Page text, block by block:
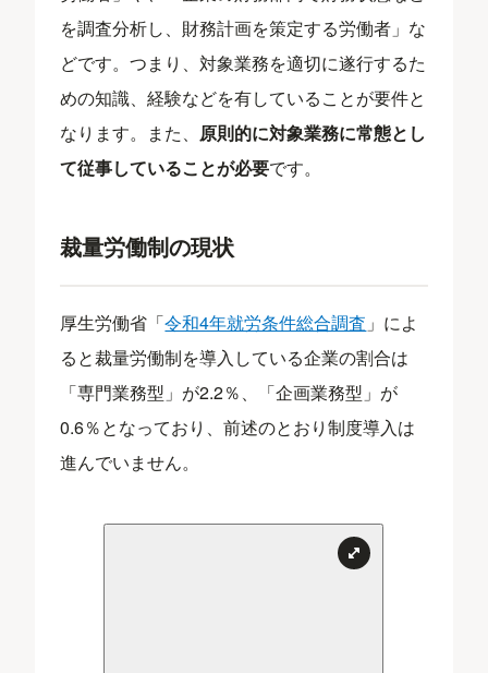
を調査分析し、財務計画を策定する労働者」な
どです。つまり、対象業務を適切に遂行するた
めの知識、経験などを有していることが要件と
なります。また、 原則的に対象業務に常態とし
て従事していることが必要です。
裁量労働制の現状
厚生労働省「令和4年就労条件総合調査 」によ
ると裁量労働制を導入している企業の割合は
「専門業務型」が2.2％、「企画業務型」が
0.6％となっており、前述のとおり制度導入は
進んでいません。